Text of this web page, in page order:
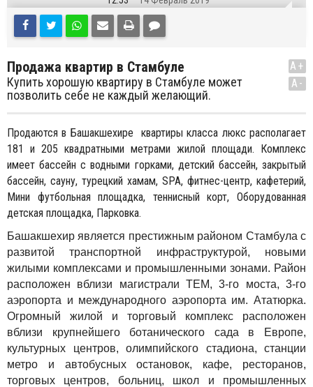
Продажа квартир в Стамбуле
Купить хорошую квартиру в Стамбуле может
позволить себе не каждый желающий.
A+
A-
Продаются в Башакшехире квартиры класса люкс располагает
181 и 205 квадратными метрами жилой площади. Комплекс
имеет бассейн с водными горками, детский бассейн, закрытый
бассейн, сауну, турецкий хамам, SPA, фитнес-центр, кафетерий,
Мини футбольная площадка, теннисный корт, Оборудованная
детская площадка, Парковка.
Башакшехир является престижным районом Стамбула с
развитой транспортной инфраструктурой, новыми
жилыми комплексами и промышленными зонами. Район
расположен вблизи магистрали ТЕМ, 3-го моста, 3-го
аэропорта и международного аэропорта им. Ататюрка.
Огромный жилой и торговый комплекс расположен
вблизи крупнейшего ботанического сада в Европе,
культурных центров, олимпийского стадиона, станции
метро и автобусных остановок, кафе, ресторанов,
торговых центров, больниц, школ и промышленных